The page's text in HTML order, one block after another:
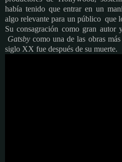
había tenido que entrar en un
algo relevante para un público que
Su consagración como gran autor
Gatsbycomo una de las obras
siglo XX fue después de su muerte.